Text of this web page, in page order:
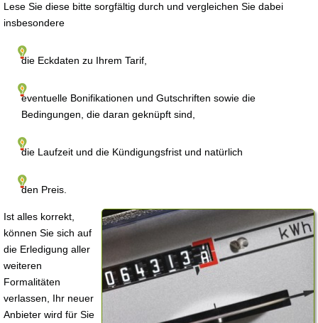
Lese Sie diese bitte sorgfältig durch und vergleichen Sie dabei
insbesondere
die Eckdaten zu Ihrem Tarif,
eventuelle Bonifikationen und Gutschriften sowie die
Bedingungen, die daran geknüpft sind,
die Laufzeit und die Kündigungsfrist und natürlich
den Preis.
Ist alles korrekt,
können Sie sich auf
die Erledigung aller
weiteren
Formalitäten
verlassen, Ihr neuer
Anbieter wird für Sie